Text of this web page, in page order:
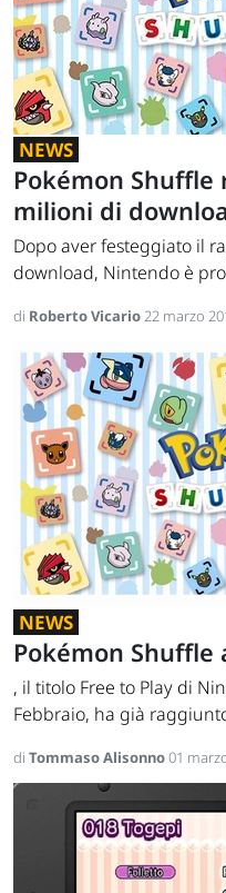
NEWS
Pokémon
milioni di
Dopo aver festeggiato il
download, Nintendo è
di Roberto Vicario22 marzo
NEWS
Pokémon
, il titolo Free to Play di
Febbraio, ha già
di Tommaso Alisonno01